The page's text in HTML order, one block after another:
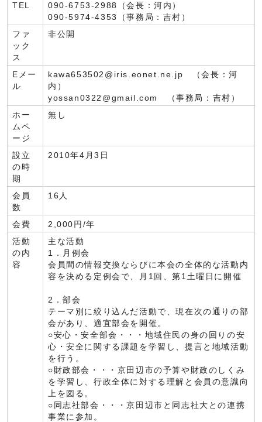
TEL
090-6753-2988（会長：河内）
090-5974-4353（事務局：吉村）
ファ
ック
ス
非公開
Eメー
ル
kawa653502@iris.eonet.ne.jp （会長：河
内）
yossan0322@gmail.com
（事務局：吉村）
ホー
ムペ
ージ
無し
設立
の時
期
2010年4月3日
会員
数
16人
会費
2,000円/年
活動
の内
容
主な活動
1．月例会
会員間の情報交換ならびに本会の全体的な活動内
容を決める定例会で、月1回、第1土曜日に開催
2．部会
テーマ別に絞り込んだ活動で、現在次の通りの部
会があり、適宜部会を開催。
○安心・安全部会・・・地域住民の身の回りの安
心・安全に関する課題を学習し、提言と地域活動
を行う。
○財政部会・・・京田辺市の予算や財政のしくみ
を学習し、行政全体に対する理解と会員の意識向
上を図る。
○同志社部会・・・京田辺市と同志社大との連携
事業に参加。